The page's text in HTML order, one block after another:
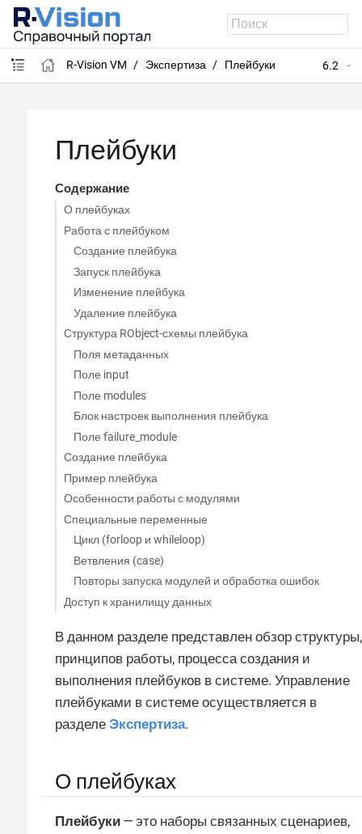
R-Vision VM Экспертиза Плейбуки 6.2
Плейбуки
Содержание
О плейбуках
Работа с плейбуком
Создание плейбука
Запуск плейбука
Изменение плейбука
Удаление плейбука
Структура RObject-схемы плейбука
Поля метаданных
Поле input
Поле modules
Блок настроек выполнения плейбука
Поле failure_module
Создание плейбука
Пример плейбука
Особенности работы с модулями
Специальные переменные
Цикл (forloop и whileloop)
Ветвления (case)
Повторы запуска модулей и обработка ошибок
Доступ к хранилищу данных
В данном разделе представлен обзор структуры,
принципов работы, процесса создания и
выполнения плейбуков в системе. Управление
плейбуками в системе осуществляется в
разделе Экспертиза.
О плейбуках
Плейбуки — это наборы связанных сценариев,